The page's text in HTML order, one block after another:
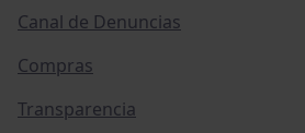
Canal de Denuncias
Compras
Transparencia